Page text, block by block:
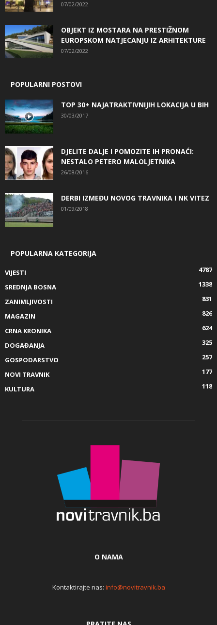
07/02/2022
OBJEKT IZ MOSTARA NA PRESTIŽNOM
EUROPSKOM NATJECANJU IZ ARHITEKTURE
07/02/2022
POPULARNI POSTOVI
TOP 30+ NAJATRAKTIVNIJIH LOKACIJA U BIH
30/03/2017
DJELITE DALJE I POMOZITE IH PRONAĆI:
NESTALO PETERO MALOLJETNIKA
26/08/2016
DERBI IZMEĐU NOVOG TRAVNIKA I NK VITEZ
01/09/2018
POPULARNA KATEGORIJA
VIJESTI
4787
SREDNJA BOSNA
1338
ZANIMLJIVOSTI
831
MAGAZIN
826
CRNA KRONIKA
624
DOGAĐANJA
325
GOSPODARSTVO
257
NOVI TRAVNIK
177
KULTURA
118
O NAMA
Kontaktirajte nas: info@novitravnik.ba